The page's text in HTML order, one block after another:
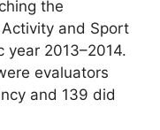
the
Activity and Sport
year 2013–2014.
evaluators
and 139 did